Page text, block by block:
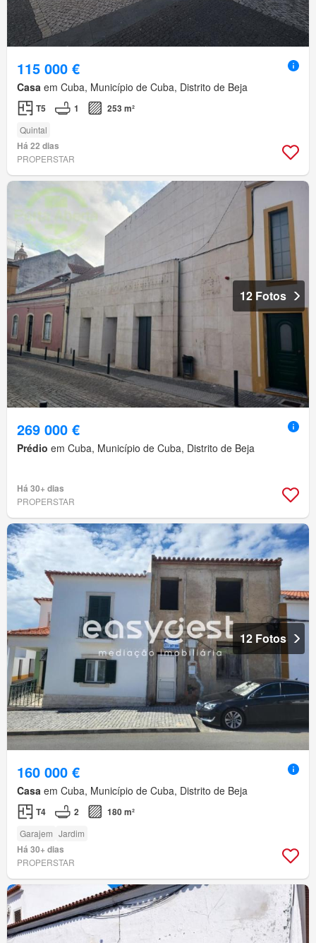
115 000 €
Casa em Cuba, Município de Cuba, Distrito de Beja
T5 1 253 m²
Quintal
Há 22 dias
PROPERSTAR
12 Fotos
269 000 €
Prédio em Cuba, Município de Cuba, Distrito de Beja
Há 30+ dias
PROPERSTAR
12 Fotos
160 000 €
Casa em Cuba, Município de Cuba, Distrito de Beja
T4 2 180 m²
Garajem Jardim
Há 30+ dias
PROPERSTAR